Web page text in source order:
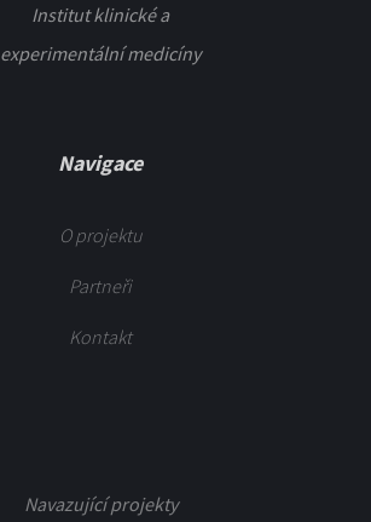
Institut klinické a
experimentální medicíny
Navigace
O projektu
Partneři
Kontakt
Navazující projekty